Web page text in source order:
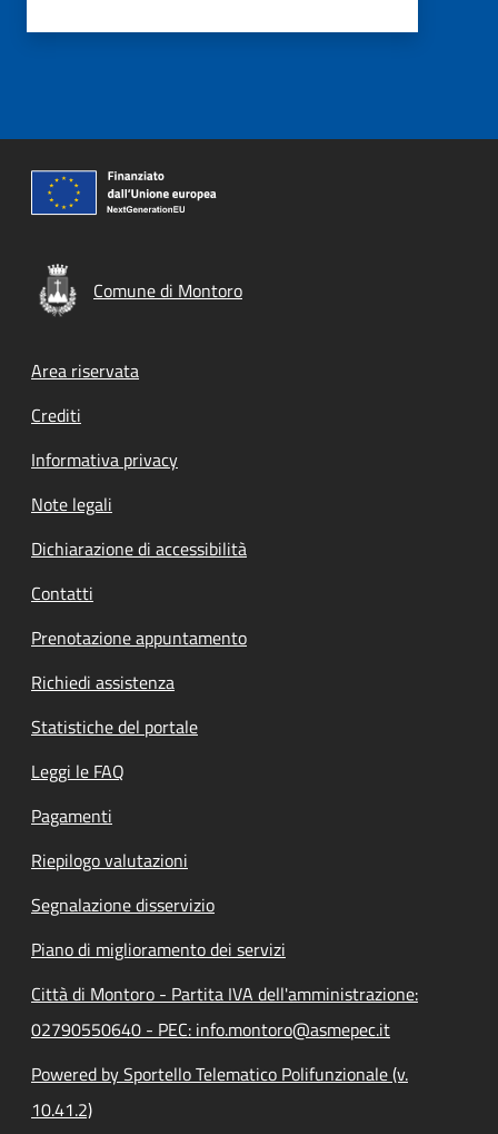
Comune di Montoro
Footer menu
Area riservata
Crediti
Informativa privacy
Note legali
Dichiarazione di accessibilità
Contatti
Prenotazione appuntamento
Richiedi assistenza
Statistiche del portale
Leggi le FAQ
Pagamenti
Riepilogo valutazioni
Segnalazione disservizio
Piano di miglioramento dei servizi
Città di Montoro - Partita IVA dell'amministrazione:
02790550640 - PEC: info.montoro@asmepec.it
Powered by Sportello Telematico Polifunzionale (v.
10.41.2)